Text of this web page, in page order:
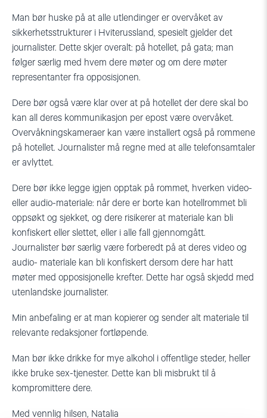
Man bør huske på at alle utlendinger er overvåket av
sikkerhetsstrukturer i Hviterussland, spesielt gjelder det
journalister. Dette skjer overalt: på hotellet, på gata; man
følger særlig med hvem dere møter og om dere møter
representanter fra opposisjonen.
Dere bør også være klar over at på hotellet der dere skal bo
kan all deres kommunikasjon per epost være overvåket.
Overvåkningskameraer kan være installert også på rommene
på hotellet. Journalister må regne med at alle telefonsamtaler
er avlyttet.
Dere bør ikke legge igjen opptak på rommet, hverken video-
eller audio-materiale: når dere er borte kan hotellrommet bli
oppsøkt og sjekket, og dere risikerer at materiale kan bli
konfiskert eller slettet, eller i alle fall gjennomgått.
Journalister bør særlig være forberedt på at deres video og
audio- materiale kan bli konfiskert dersom dere har hatt
møter med opposisjonelle krefter. Dette har også skjedd med
utenlandske journalister.
Min anbefaling er at man kopierer og sender alt materiale til
relevante redaksjoner fortløpende.
Man bør ikke drikke for mye alkohol i offentlige steder, heller
ikke bruke sex-tjenester. Dette kan bli misbrukt til å
kompromittere dere.
Med vennlig hilsen, Natalia